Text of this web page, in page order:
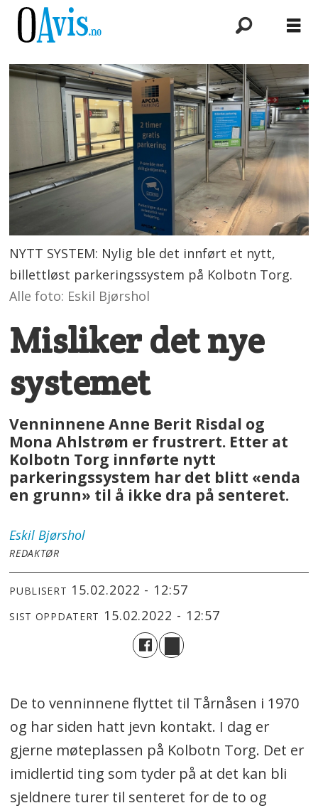
NYTT SYSTEM: Nylig ble det innført et nytt,
billettløst parkeringssystem på Kolbotn Torg.
Alle foto: Eskil Bjørshol
Misliker det nye
systemet
Venninnene Anne Berit Risdal og
Mona Ahlstrøm er frustrert. Etter at
Kolbotn Torg innførte nytt
parkeringssystem har det blitt «enda
en grunn» til å ikke dra på senteret.
Eskil Bjørshol
REDAKTØR
PUBLISERT 15.02.2022 - 12:57
SIST OPPDATERT 15.02.2022 - 12:57
De to venninnene flyttet til Tårnåsen i 1970
og har siden hatt jevn kontakt. I dag er
gjerne møteplassen på Kolbotn Torg. Det er
imidlertid ting som tyder på at det kan bli
sjeldnere turer til senteret for de to og